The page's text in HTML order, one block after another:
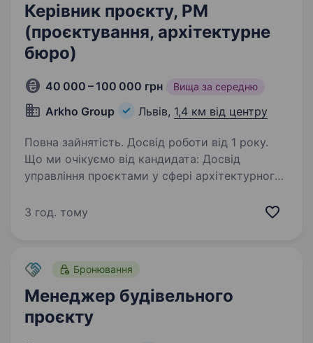
Керівник проєкту, PM
(проєктування, архітектурне
бюро)
40 000 – 100 000 грн Вища за середню
Arkho Group Львів, 1,4 км від центру
Повна зайнятість. Досвід роботи від 1 року.
Що ми очікуємо від кандидата: Досвід
управління проєктами у сфері архітектурного
менеджерською складовою (team lead, ГАП
3 год. тому
Бронювання
Менеджер будівельного
проєкту